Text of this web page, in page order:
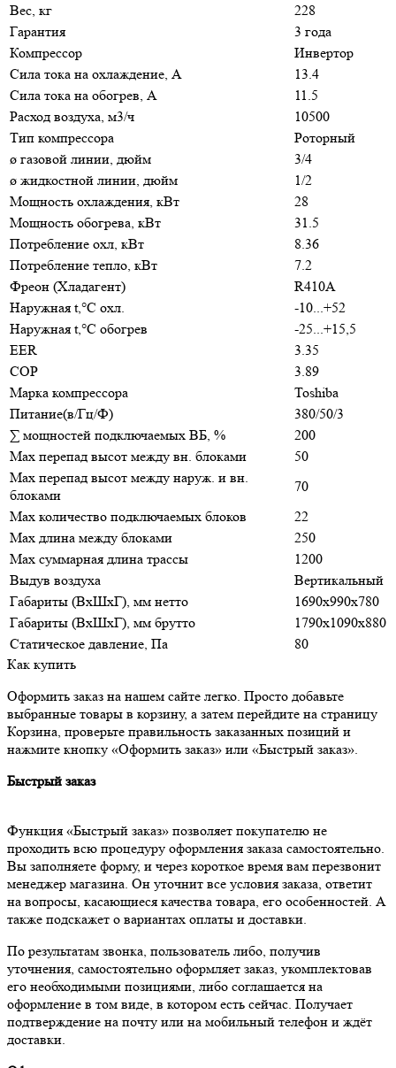
Вес, кг
228
Гарантия
3 года
Компрессор
Инвертор
Сила тока на охлаждение, А
13.4
Сила тока на обогрев, А
11.5
Расход воздуха, м3/ч
10500
Тип компрессора
Роторный
ø газовой линии, дюйм
3/4
ø жидкостной линии, дюйм
1/2
Мощность охлаждения, кВт
28
Мощность обогрева, кВт
31.5
Потребление охл, кВт
8.36
Потребление тепло, кВт
7.2
Фреон (Хладагент)
R410A
Наружная t,°C охл.
-10...+52
Наружная t,°C обогрев
-25...+15,5
EER
3.35
COP
3.89
Марка компрессора
Toshiba
Питание(в/Гц/Ф)
380/50/3
∑ мощностей подключаемых ВБ, %
200
Max перепад высот между вн. блоками
50
Max перепад высот между наруж. и вн.
блоками
70
Max количество подключаемых блоков
22
Max длина между блоками
250
Max суммарная длина трассы
1200
Выдув воздуха
Вертикальный
Габариты (ВxШxГ), мм нетто
1690х990х780
Габариты (ВxШxГ), мм брутто
1790х1090х880
Статическое давление, Па
80
Как купить
Оформить заказ на нашем сайте легко. Просто добавьте
выбранные товары в корзину, а затем перейдите на страницу
Корзина, проверьте правильность заказанных позиций и
нажмите кнопку «Оформить заказ» или «Быстрый заказ».
Быстрый заказ
Функция «Быстрый заказ» позволяет покупателю не
проходить всю процедуру оформления заказа самостоятельно.
Вы заполняете форму, и через короткое время вам перезвонит
менеджер магазина. Он уточнит все условия заказа, ответит
на вопросы, касающиеся качества товара, его особенностей. А
также подскажет о вариантах оплаты и доставки.
По результатам звонка, пользователь либо, получив
уточнения, самостоятельно оформляет заказ, укомплектовав
его необходимыми позициями, либо соглашается на
оформление в том виде, в котором есть сейчас. Получает
подтверждение на почту или на мобильный телефон и ждёт
доставки.